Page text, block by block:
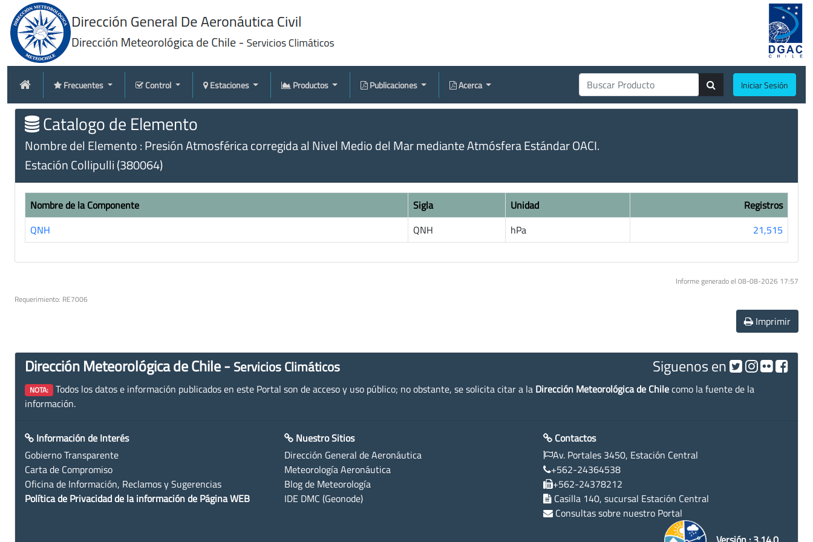
Frecuentes Control Estaciones Productos Publicaciones Acerca Iniciar Sesión
Catalogo de Elemento
Nombre del Elemento : Presión Atmosférica corregida al Nivel Medio del Mar mediante Atmósfera Estándar OACI.
Estación Collipulli (380064)
Nombre de la Componente Sigla Unidad
Registros
QNH
QNH hPa 21,515
Informe generado el 08-08-2026 17:57
Requerimiento: RE7006
Imprimir
Dirección Meteorológica de Chile - Servicios Climáticos Siguenos en
NOTA: Todos los datos e información publicados en este Portal son de acceso y uso público; no obstante, se solicita citar a la Dirección Meteorológica de Chilecomo la fuente de la
información.
Información de Interés
Gobierno Transparente
Carta de Compromiso
Oficina de Información, Reclamos y Sugerencias
Política de Privacidad de la información de Página WEB
Nuestro Sitios
Dirección General de Aeronáutica
Meteorología Aeronáutica
Blog de Meteorología
IDE DMC (Geonode)
Contactos
Av. Portales 3450, Estación Central
+562-24364538
+562-24378212
Casilla 140, sucursal Estación Central
Consultas sobre nuestro Portal